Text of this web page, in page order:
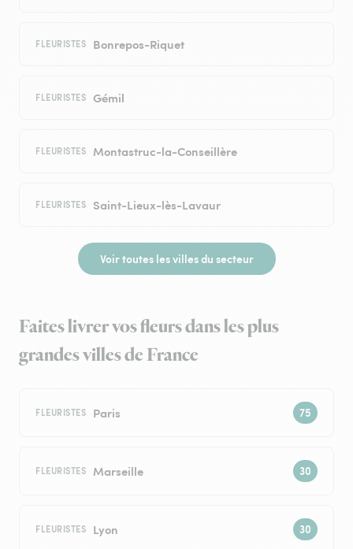
FLEURISTES Bonrepos-Riquet
FLEURISTES Gémil
FLEURISTES Montastruc-la-Conseillère
FLEURISTES Saint-Lieux-lès-Lavaur
Voir toutes les villes du secteur
Faites livrer vos fleurs dans les plus
grandes villes de France
FLEURISTES Paris
FLEURISTES Marseille
FLEURISTES Lyon